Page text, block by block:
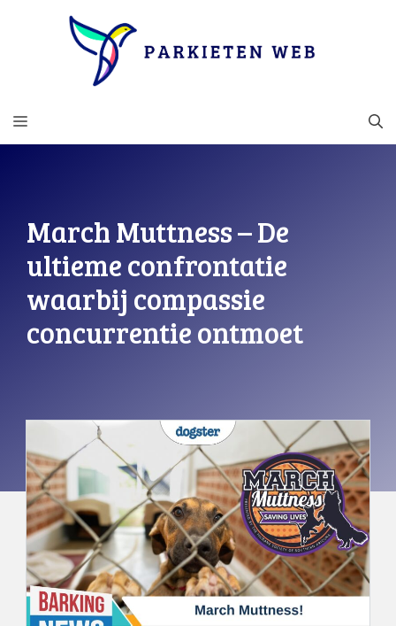
MENU
March Muttness – De
ultieme confrontatie
waarbij compassie
concurrentie ontmoet